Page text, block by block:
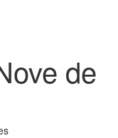
de